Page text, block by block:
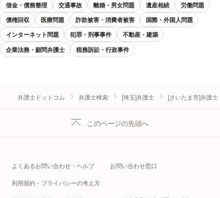
借金・債務整理 交通事故 離婚・男女問題 遺産相続
労働問題
債権回収
医療問題 詐欺被害・消費者被害
国際・外国人問題
インターネット問題
犯罪・刑事事件
不動産・建築
企業法務・顧問弁護士
税務訴訟・行政事件
弁護士ドットコム 弁護士検索 [埼玉]弁護士 [さいたま市]弁護士
このページの先頭へ
よくあるお問い合わせ・ヘルプ お問い合わせ窓口
利用規約・プライバシーの考え方